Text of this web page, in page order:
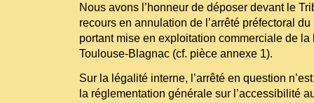
Nous avons l’honneur de déposer devant le
recours en annulation de l’arrêté préfectoral
portant mise en exploitation commerciale de
Toulouse-Blagnac (cf. pièce annexe 1).
Sur la légalité interne, l’arrêté en question
la réglementation générale sur l’accessibilité